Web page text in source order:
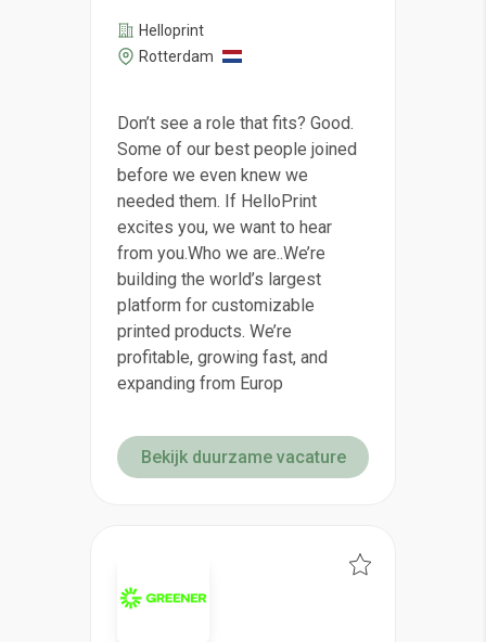
Helloprint
Rotterdam
Don’t see a role that fits? Good.
Some of our best people joined
before we even knew we
needed them. If HelloPrint
excites you, we want to hear
from you.Who we are..We’re
building the world’s largest
platform for customizable
printed products. We’re
profitable, growing fast, and
expanding from Europ
Bekijk duurzame vacature